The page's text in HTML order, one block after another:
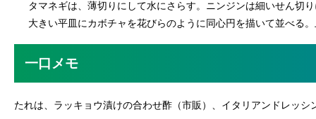
タマネギは、薄切りにして水にさらす。ニンジンは細いせん切
大きい平皿にカボチャを花びらのように同心円を描いて並べる
一口メモ
たれは、ラッキョウ漬けの合わせ酢（市販）、イタリアンドレッシ